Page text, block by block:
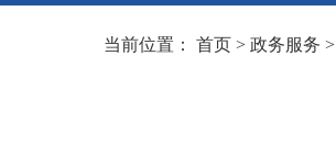
当前位置： 首页> 政务服务 >